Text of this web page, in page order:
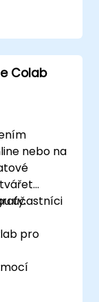
Colab
nebo na
účastníci
pro